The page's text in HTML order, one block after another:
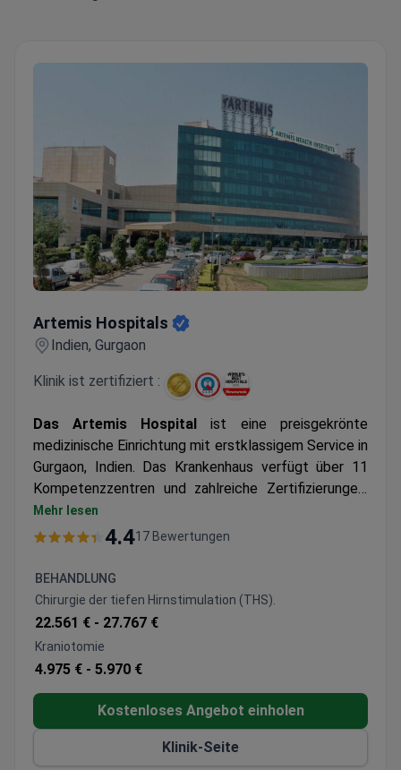
Artemis Hospitals
Indien, Gurgaon
Klinik ist zertifiziert :
Das Artemis Hospital ist eine preisgekrönte
medizinische Einrichtung mit erstklassigem Service in
Gurgaon, Indien. Das Krankenhaus verfügt über 11
Kompetenzzentren und zahlreiche Zertifizierungen,
darunter die Akkreditierung durch das National Board
for Hospitals & Healthcare und die Joint Commission
Behandlungspraktiken und Richtlinien gewährleisten.
Ein Team von über 350 Ärzten aus 40 Fachrichtungen
behandelt Patienten aus der ganzen Welt.
Mehr lesen
4.417 Bewertungen
BEHANDLUNG
Chirurgie der tiefen Hirnstimulation (THS).
22.561 € - 27.767 €
Kraniotomie
4.975 € - 5.970 €
Kostenloses Angebot einholen
Klinik-Seite